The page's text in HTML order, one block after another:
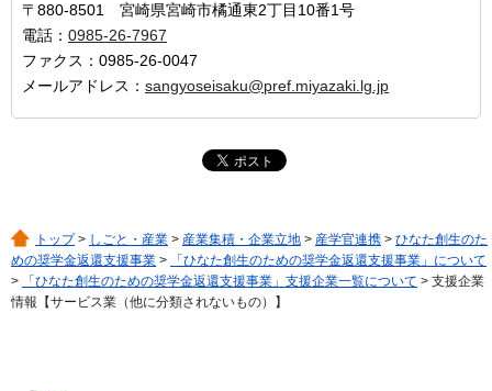
〒880-8501 宮崎県宮崎市橘通東2丁目10番1号
電話： 0985-26-7967
ファクス：0985-26-0047
メールアドレス： sangyoseisaku@pref.miyazaki.lg.jp
トップ> しごと・産業 > 産業集積・企業立地 > 産学官連携 > ひなた創生のた
めの奨学金返還支援事業 >
「ひなた創生のための奨学金返還支援事業」について
>
「ひなた創生のための奨学金返還支援事業」支援企業一覧について > 支援企業
情報【サービス業（他に分類されないもの）】